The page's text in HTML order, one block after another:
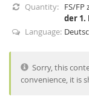
Quantity: FS/FP
der 1.
Language:
Sorry, this
convenience, it is